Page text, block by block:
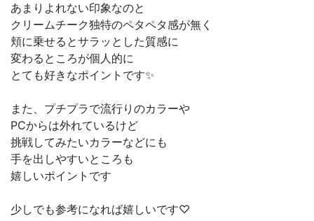
あまりよれない印象なのと
クリームチーク独特のペタペタ感が無く
頬に乗せるとサラッとした質感に
変わるところが個人的に
とても好きなポイントです✨
また、プチプラで流行りのカラーや
PCからは外れているけど
挑戦してみたいカラーなどにも
手を出しやすいところも
嬉しいポイントです
少しでも参考になれば嬉しいです♡